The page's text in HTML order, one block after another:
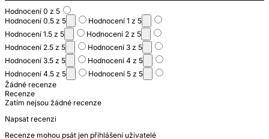
Hodnocení 0 z 5
Hodnocení 0.5 z 5
Hodnocení 1 z 5
Hodnocení 1.5 z 5
Hodnocení 2 z 5
Hodnocení 2.5 z 5
Hodnocení 3 z 5
Hodnocení 3.5 z 5
Hodnocení 4 z 5
Hodnocení 4.5 z 5
Hodnocení 5 z 5
Žádné recenze
Recenze
Zatím nejsou žádné recenze
Napsat recenzi
Recenze mohou psát jen přihlášení uživatelé